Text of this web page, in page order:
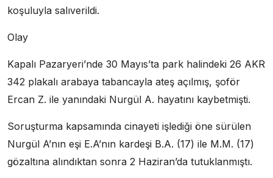
koşuluyla salıverildi.
Olay
Kapalı Pazaryeri’nde 30 Mayıs’ta park halindeki 26 AKR
342 plakalı arabaya tabancayla ateş açılmış, şoför
Ercan Z. ile yanındaki Nurgül A. hayatını kaybetmişti.
Soruşturma kapsamında cinayeti işlediği öne sürülen
Nurgül A’nın eşi E.A’nın kardeşi B.A. (17) ile M.M. (17)
gözaltına alındıktan sonra 2 Haziran’da tutuklanmıştı.